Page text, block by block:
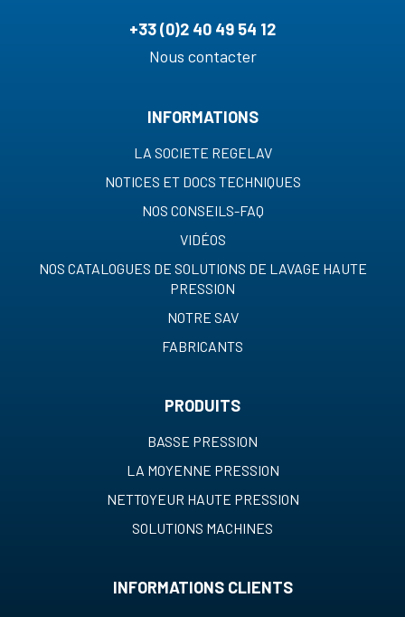
+33 (0)2 40 49 54 12
Nous contacter
INFORMATIONS
LA SOCIETE REGELAV
NOTICES ET DOCS TECHNIQUES
NOS CONSEILS-FAQ
VIDÉOS
NOS CATALOGUES DE SOLUTIONS DE LAVAGE HAUTE
PRESSION
NOTRE SAV
FABRICANTS
PRODUITS
BASSE PRESSION
LA MOYENNE PRESSION
NETTOYEUR HAUTE PRESSION
SOLUTIONS MACHINES
INFORMATIONS CLIENTS